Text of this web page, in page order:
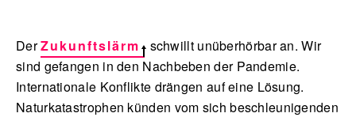
DerZukunftslärm
schwillt unüberhörbar an. Wir
sind gefangen in den Nachbeben der Pandemie.
Internationale Konflikte drängen auf eine Lösung.
Naturkatastrophen künden vom sich beschleunigenden